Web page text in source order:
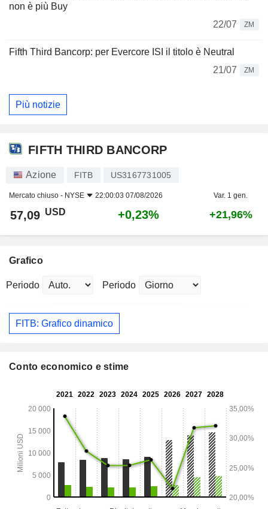
non è più Buy
22/07
ZM
Fifth Third Bancorp: per Evercore ISI il titolo è Neutral
21/07
ZM
Più notizie
FIFTH THIRD BANCORP
Azione FITB US3167731005
Mercato chiuso - NYSE 22:00:03 07/08/2026 Var. 1 gen.
57,09 USD +0,23% +21,96%
Grafico
Periodo Periodo
FITB: Grafico dinamico
Conto economico e stime